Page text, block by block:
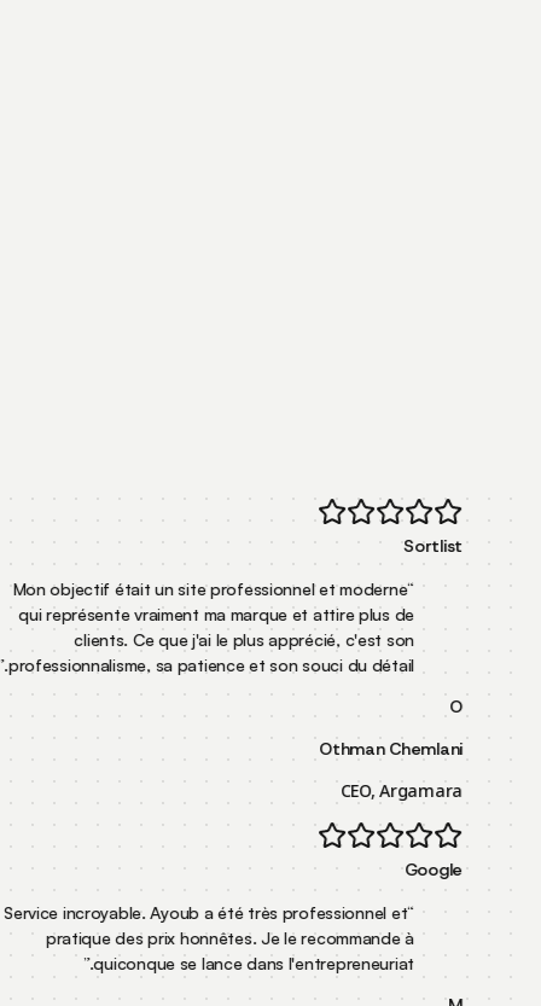
Mon objectif était un site professionnel et
qui représente vraiment ma marque et attire
clients. Ce que j'ai le plus apprécié,
professionnalisme, sa patience et son souci du
”
Service incroyable. Ayoub a été très
pratique des prix honnêtes. Je le
quiconque se lance dans
”